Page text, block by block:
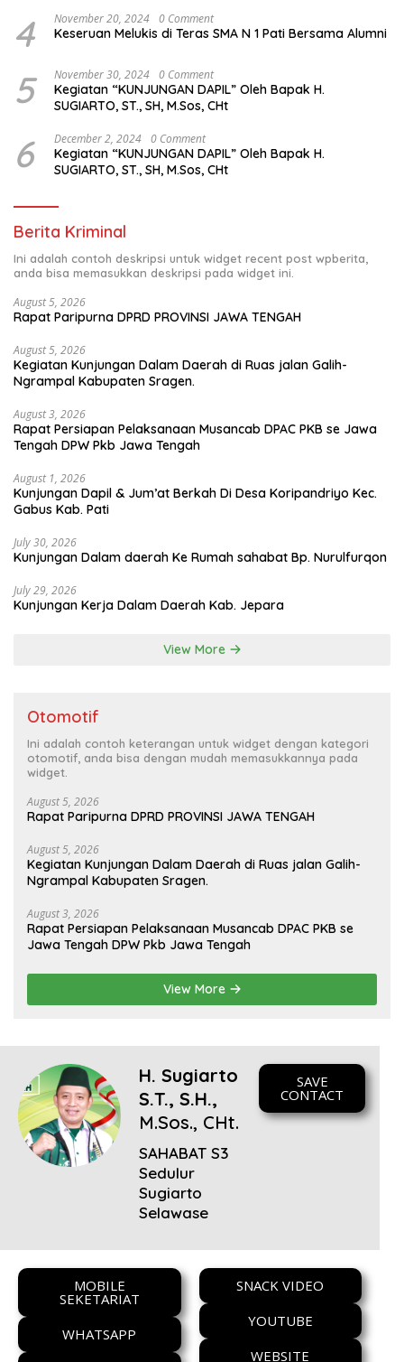
4 November 20, 2024 0 Comment
Keseruan Melukis di Teras SMA N 1 Pati Bersama Alumni
5 November 30, 2024 0 Comment
Kegiatan “KUNJUNGAN DAPIL” Oleh Bapak H.
SUGIARTO, ST., SH, M.Sos, CHt
6 December 2, 2024 0 Comment
Kegiatan “KUNJUNGAN DAPIL” Oleh Bapak H.
SUGIARTO, ST., SH, M.Sos, CHt
Berita Kriminal
Ini adalah contoh deskripsi untuk widget recent post wpberita,
anda bisa memasukkan deskripsi pada widget ini.
August 5, 2026
Rapat Paripurna DPRD PROVINSI JAWA TENGAH
August 5, 2026
Kegiatan Kunjungan Dalam Daerah di Ruas jalan Galih-
Ngrampal Kabupaten Sragen.
August 3, 2026
Rapat Persiapan Pelaksanaan Musancab DPAC PKB se Jawa
Tengah DPW Pkb Jawa Tengah
August 1, 2026
Kunjungan Dapil & Jum’at Berkah Di Desa Koripandriyo Kec.
Gabus Kab. Pati
July 30, 2026
Kunjungan Dalam daerah Ke Rumah sahabat Bp. Nurulfurqon
July 29, 2026
Kunjungan Kerja Dalam Daerah Kab. Jepara
View More
Otomotif
Ini adalah contoh keterangan untuk widget dengan kategori
otomotif, anda bisa dengan mudah memasukkannya pada
widget.
August 5, 2026
Rapat Paripurna DPRD PROVINSI JAWA TENGAH
August 5, 2026
Kegiatan Kunjungan Dalam Daerah di Ruas jalan Galih-
Ngrampal Kabupaten Sragen.
August 3, 2026
Rapat Persiapan Pelaksanaan Musancab DPAC PKB se
Jawa Tengah DPW Pkb Jawa Tengah
View More
H. Sugiarto
S.T., S.H.,
M.Sos., CHt.
SAHABAT S3
Sedulur
Sugiarto
Selawase
SAVE
CONTACT
MOBILE
SEKETARIAT
WHATSAPP
SNACK VIDEO
YOUTUBE
WEBSITE